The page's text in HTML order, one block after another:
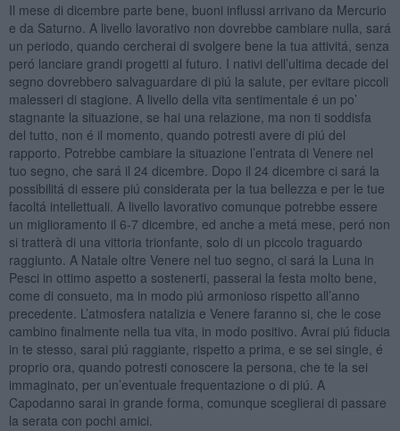
Il mese di dicembre parte bene, buoni influssi arrivano da Mercurio
e da Saturno. A livello lavorativo non dovrebbe cambiare nulla, sará
un periodo, quando cercherai di svolgere bene la tua attivitá, senza
peró lanciare grandi progetti al futuro. I nativi dell’ultima decade del
segno dovrebbero salvaguardare di piú la salute, per evitare piccoli
malesseri di stagione. A livello della vita sentimentale é un po’
stagnante la situazione, se hai una relazione, ma non ti soddisfa
del tutto, non é il momento, quando potresti avere di piú del
rapporto. Potrebbe cambiare la situazione l’entrata di Venere nel
tuo segno, che sará il 24 dicembre. Dopo il 24 dicembre ci sará la
possibilitá di essere piú considerata per la tua bellezza e per le tue
facoltá intellettuali. A livello lavorativo comunque potrebbe essere
un miglioramento il 6-7 dicembre, ed anche a metá mese, peró non
si tratterà di una vittoria trionfante, solo di un piccolo traguardo
raggiunto. A Natale oltre Venere nel tuo segno, ci sará la Luna in
Pesci in ottimo aspetto a sostenerti, passerai la festa molto bene,
come di consueto, ma in modo piú armonioso rispetto all’anno
precedente. L’atmosfera natalizia e Venere faranno si, che le cose
cambino finalmente nella tua vita, in modo positivo. Avrai piú fiducia
in te stesso, sarai piú raggiante, rispetto a prima, e se sei single, é
proprio ora, quando potresti conoscere la persona, che te la sei
immaginato, per un’eventuale frequentazione o di piú. A
Capodanno sarai in grande forma, comunque sceglierai di passare
la serata con pochi amici.